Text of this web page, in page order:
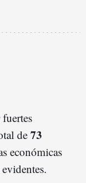
de73
económicas